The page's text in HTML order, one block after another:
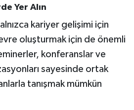
Yer Alın
kariyer gelişimi için
oluşturmak için de önemli
konferanslar ve
sayesinde ortak
tanışmak mümkün